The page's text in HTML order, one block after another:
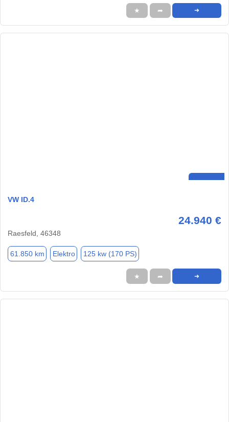
★ ➦ ➜
VW ID.4
24.940 €
Raesfeld, 46348
61.850 km Elektro 125 kw (170 PS)
★ ➦ ➜